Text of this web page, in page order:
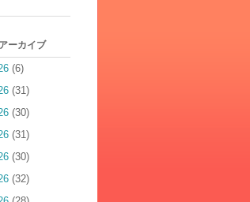
ーカイブ
(6)
(31)
(30)
(31)
(30)
(32)